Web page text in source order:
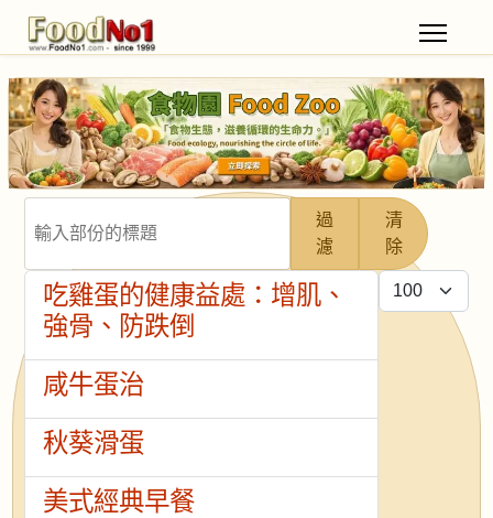
過
濾
清
除
每頁顯示條數
吃雞蛋的健康益處：增肌、
強骨、防跌倒
咸牛蛋治
秋葵滑蛋
美式經典早餐